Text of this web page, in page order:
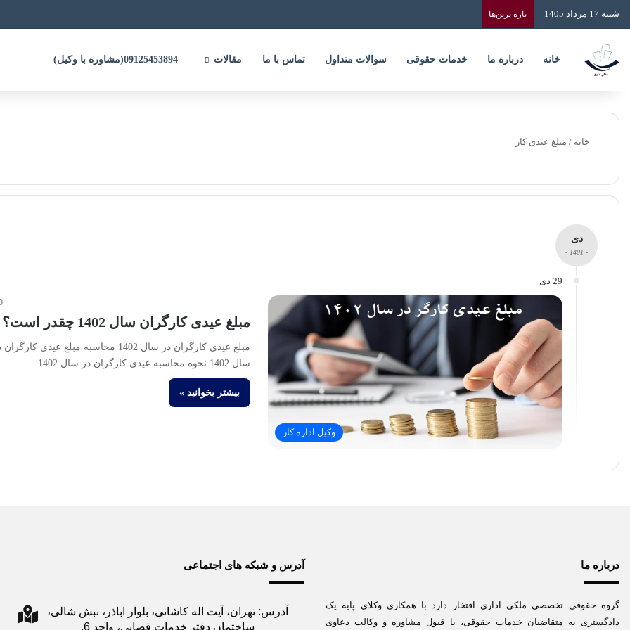
شنبه 17 مرداد 1405 تازه‌ ترین‌ها
خانه درباره ما خدمات حقوقی سوالات متداول تماس با ما مقالات
خانه / مبلغ عیدی کار
دی
- 1401 -
29 دی
وکیل اداره کار
مبلغ عیدی کارگران سال 1402 چقدر است؟
مبلغ عیدی کارگران در سال 1402 محاسبه مبلغ عیدی
سال 1402 نحوه محاسبه عیدی کارگران در سال 1402…
بیشتر بخوانید »
درباره ما
گروه حقوقی تخصصی ملکی اداری افتخار دارد با همکاری وکلای پایه یک
دادگستری به متقاضیان خدمات حقوقی، با قبول مشاوره و وکالت دعاوی
آدرس و شبکه های اجتماعی
آدرس: تهران، آیت اله کاشانی، بلوار اباذر، نبش شالی،
ساختمان دفتر خدمات قضایی، واحد 6.